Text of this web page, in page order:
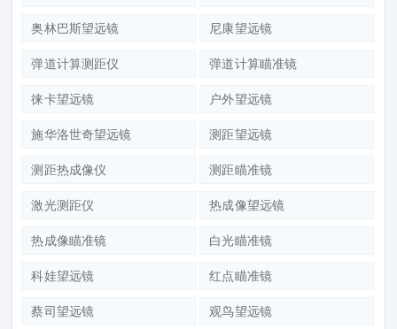
奥林巴斯望远镜 尼康望远镜
弹道计算测距仪 弹道计算瞄准镜
徕卡望远镜 户外望远镜
施华洛世奇望远镜 测距望远镜
测距热成像仪 测距瞄准镜
激光测距仪 热成像望远镜
热成像瞄准镜 白光瞄准镜
科娃望远镜 红点瞄准镜
蔡司望远镜 观鸟望远镜